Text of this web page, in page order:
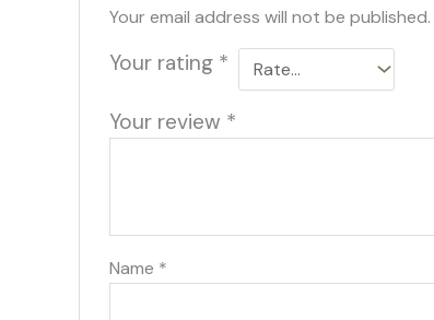
Your email address will not be published.
Your rating *
Your review *
Name *